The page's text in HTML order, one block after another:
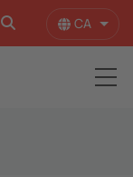
CA